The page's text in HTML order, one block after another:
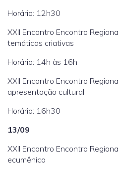
Horário: 12h30
XXII Encontro Encontro
temáticas criativas
Horário: 14h às 16h
XXII Encontro Encontro
apresentação cultural
Horário: 16h30
13/09
XXII Encontro Encontro
ecumênico